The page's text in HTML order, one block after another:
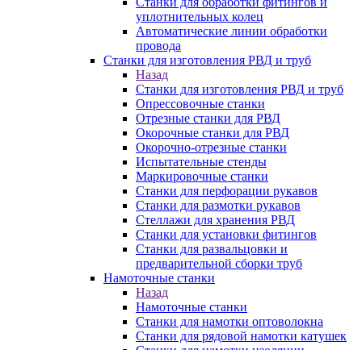
уплотнительных колец
Автоматические линии обработки
провода
Станки для изготовления РВД и труб
Назад
Станки для изготовления РВД и труб
Опрессовочные станки
Отрезные станки для РВД
Окорочные станки для РВД
Окорочно-отрезные станки
Испытательные стенды
Маркировочные станки
Станки для перфорации рукавов
Станки для размотки рукавов
Стеллажи для хранения РВД
Станки для установки фитингов
Станки для развальцовки и
предварительной сборки труб
Намоточные станки
Назад
Намоточные станки
Станки для намотки оптоволокна
Станки для рядовой намотки катушек